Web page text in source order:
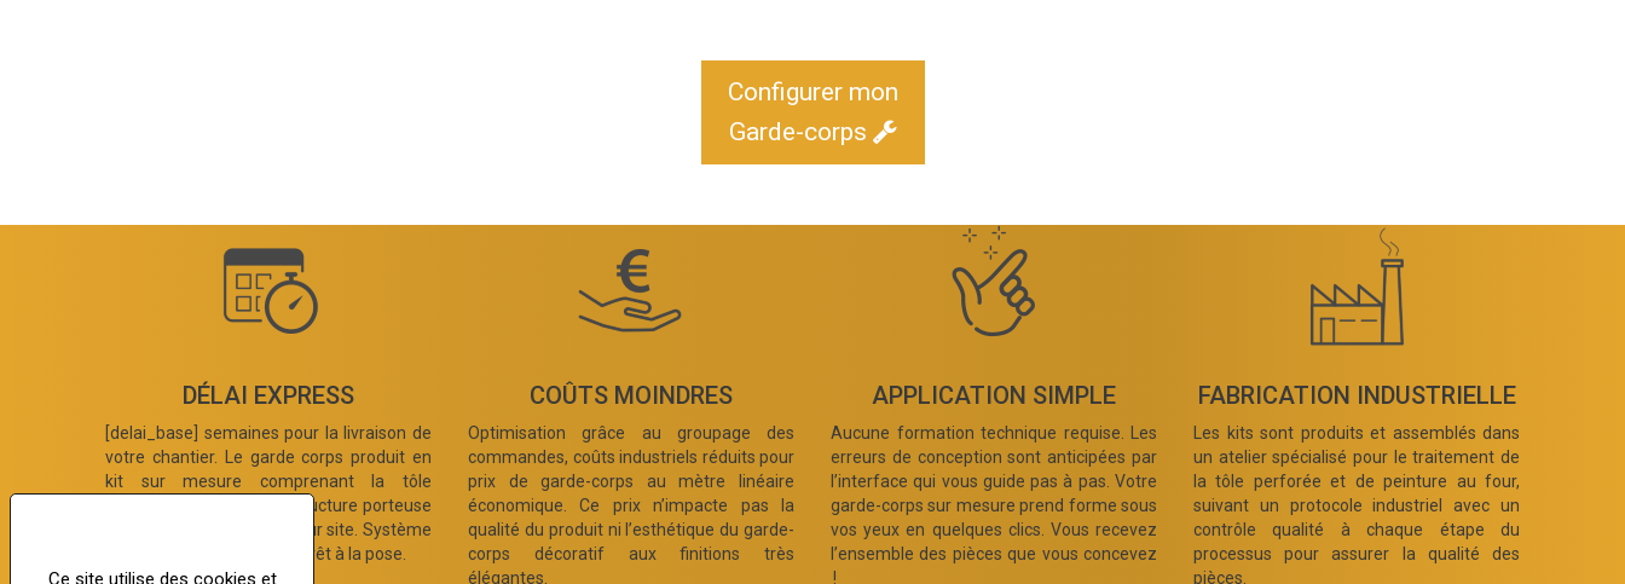
Configurer mon
Garde-corps
DÉLAI EXPRESS
[delai_base] semaines pour la livraison de
votre chantier. Le garde corps produit en
kit sur mesure comprenant la tôle
perforée décorative, la structure porteuse
et les platines sont livrés sur site. Système
pré assemblé en usine et prêt à la pose.
COÛTS MOINDRES
Optimisation grâce au groupage des
commandes, coûts industriels réduits pour
prix de garde-corps au mètre linéaire
économique. Ce prix n’impacte pas la
qualité du produit ni l’esthétique du garde-
corps décoratif aux finitions très
élégantes.
APPLICATION SIMPLE
Aucune formation technique requise. Les
erreurs de conception sont anticipées par
l’interface qui vous guide pas à pas. Votre
garde-corps sur mesure prend forme sous
vos yeux en quelques clics. Vous recevez
l’ensemble des pièces que vous concevez
!
FABRICATION INDUSTRIELLE
Les kits sont produits et assemblés dans
un atelier spécialisé pour le traitement de
la tôle perforée et de peinture au four,
suivant un protocole industriel avec un
contrôle qualité à chaque étape du
processus pour assurer la qualité des
pièces.
Ce site utilise des cookies et